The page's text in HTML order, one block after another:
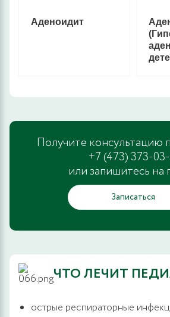
Аденоидит
Получите консультацию
+7 (473) 373-
или запишитесь на
Записаться
ЧТО ЛЕЧИТ
острые респираторные